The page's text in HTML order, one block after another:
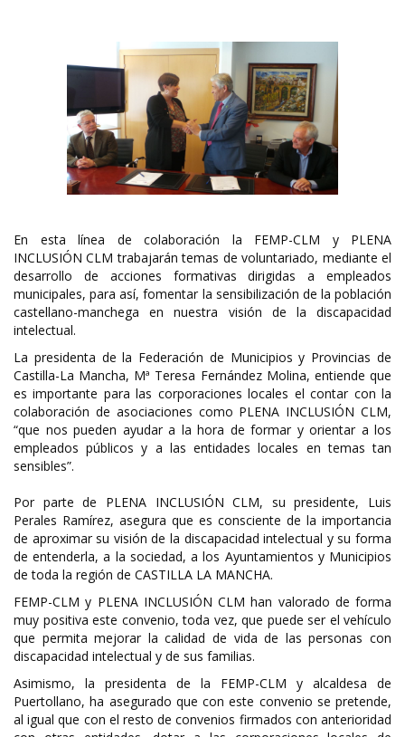
En esta línea de colaboración la FEMP-CLM y PLENA
INCLUSIÓN CLM trabajarán temas de voluntariado, mediante el
desarrollo de acciones formativas dirigidas a empleados
municipales, para así, fomentar la sensibilización de la población
castellano-manchega en nuestra visión de la discapacidad
intelectual.
La presidenta de la Federación de Municipios y Provincias de
Castilla-La Mancha, Mª Teresa Fernández Molina, entiende que
es importante para las corporaciones locales el contar con la
colaboración de asociaciones como PLENA INCLUSIÓN CLM,
“que nos pueden ayudar a la hora de formar y orientar a los
empleados públicos y a las entidades locales en temas tan
sensibles”.
Por parte de PLENA INCLUSIÓN CLM, su presidente, Luis
Perales Ramírez, asegura que es consciente de la importancia
de aproximar su visión de la discapacidad intelectual y su forma
de entenderla, a la sociedad, a los Ayuntamientos y Municipios
de toda la región de CASTILLA LA MANCHA.
FEMP-CLM y PLENA INCLUSIÓN CLM han valorado de forma
muy positiva este convenio, toda vez, que puede ser el vehículo
que permita mejorar la calidad de vida de las personas con
discapacidad intelectual y de sus familias.
Asimismo, la presidenta de la FEMP-CLM y alcaldesa de
Puertollano, ha asegurado que con este convenio se pretende,
al igual que con el resto de convenios firmados con anterioridad